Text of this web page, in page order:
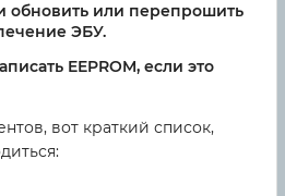
обновить или перепрошить
ЭБУ.
EEPROM, если это
вот краткий список,